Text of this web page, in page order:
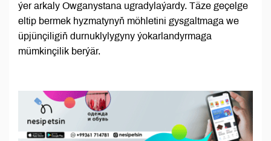
ýer arkaly Owganystana ugradylaýardy. Täze geçelge
eltip bermek hyzmatynyň möhletini gysgaltmaga we
üpjünçiligiň durnuklylygyny ýokarlandyrmaga
mümkinçilik berýär.